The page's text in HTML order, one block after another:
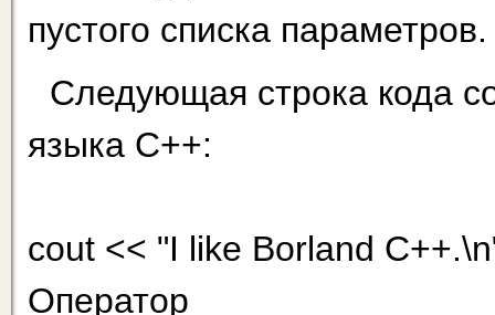
пустого списка параметров.
Следующая строка кода
языка С++:
cout << "I like Borland
Оператор